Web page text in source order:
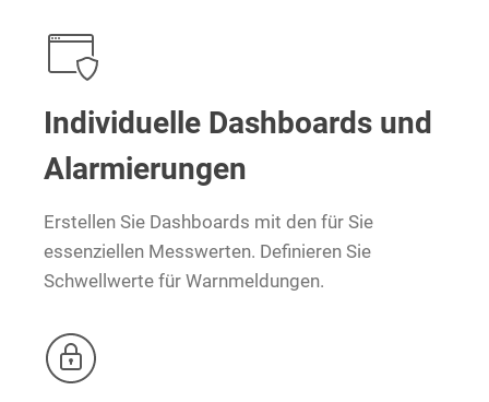
Individuelle Dashboards und
Alarmierungen
Erstellen Sie Dashboards mit den für Sie
essenziellen Messwerten. Definieren Sie
Schwellwerte für Warnmeldungen.